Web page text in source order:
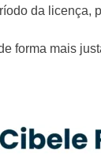
da
forma mais